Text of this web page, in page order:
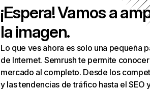
¡Espera! Vamos a
la imagen.
Lo que ves ahora es solo una pequeña
de Internet. Semrush te permite
mercado al completo. Desde los
y las tendencias de tráfico hasta el SEO